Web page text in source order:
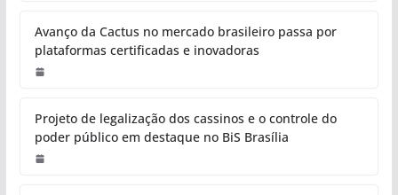
Avanço da Cactus no mercado brasileiro passa por
plataformas certificadas e inovadoras
Projeto de legalização dos cassinos e o controle do
poder público em destaque no BiS Brasília